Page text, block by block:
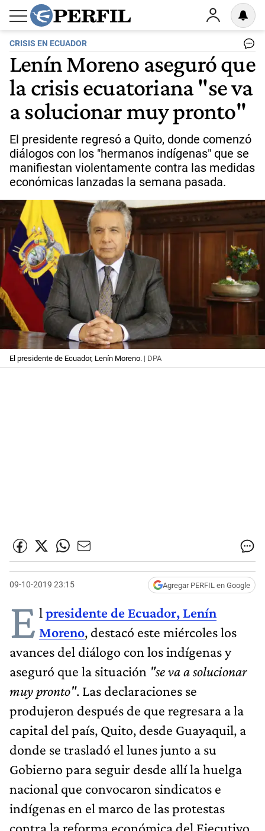
CRISIS EN ECUADOR
Lenín Moreno aseguró que
la crisis ecuatoriana "se va
a solucionar muy pronto"
El presidente regresó a Quito, donde comenzó
diálogos con los "hermanos indígenas" que se
manifiestan violentamente contra las medidas
económicas lanzadas la semana pasada.
El presidente de Ecuador, Lenín Moreno. | DPA
09-10-2019 23:15 Agregar PERFIL en Google
E l presidente de Ecuador, Lenín
Moreno, destacó este miércoles los
avances del diálogo con los indígenas y
aseguró que la situación "se va a solucionar
muy pronto". Las declaraciones se
produjeron después de que regresara a la
capital del país, Quito, desde Guayaquil, a
donde se trasladó el lunes junto a su
Gobierno para seguir desde allí la huelga
nacional que convocaron sindicatos e
indígenas en el marco de las protestas
contra la reforma económica del Ejecutivo.